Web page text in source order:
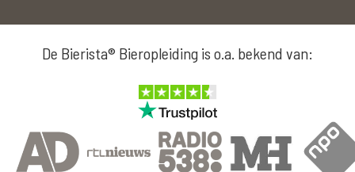
De Bierista® Bieropleiding is o.a. bekend van: